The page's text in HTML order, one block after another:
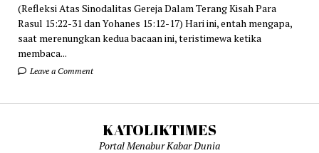
(Refleksi Atas Sinodalitas Gereja Dalam Terang Kisah Para
Rasul 15:22-31 dan Yohanes 15:12-17) Hari ini, entah mengapa,
saat merenungkan kedua bacaan ini, teristimewa ketika
membaca...
Leave a Comment
KATOLIKTIMES
Portal Menabur Kabar Dunia